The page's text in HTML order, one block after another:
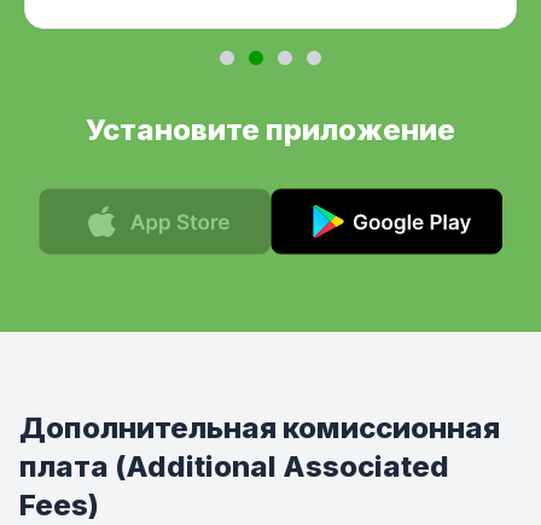
Установите приложение
Дополнительная комиссионная
плата (Additional Associated
Fees)